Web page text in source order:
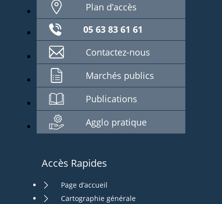
Plan d’accès
05 63 83 61 61
Contactez-nous
Marchés publics
Publications
Agglo pratique
Accès Rapides
Page d’accueil
Cartographie générale